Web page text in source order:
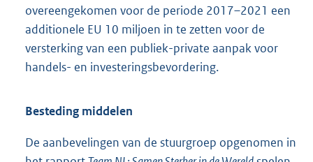
overeengekomen voor de periode 2017–2021 een
additionele EU 10 miljoen in te zetten voor de
versterking van een publiek-private aanpak voor
handels- en investeringsbevordering.
Besteding middelen
De aanbevelingen van de stuurgroep opgenomen in